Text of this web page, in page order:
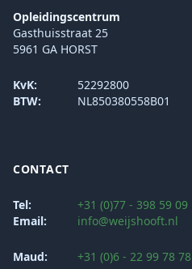
Opleidingscentrum
Gasthuisstraat 25
5961 GA HORST
KvK:
52292800
BTW:
NL850380558B01
CONTACT
Tel:
+31 (0)77 - 398 59 09
Email:
info@weijshooft.nl
Maud:
+31 (0)6 - 22 99 78 78